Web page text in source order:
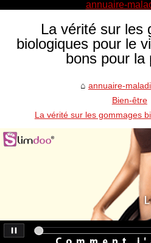
La vérité sur les
biologiques pour le
bons pour la
annuaire-
Bien-être
La vérité sur les gommages
annuaire-